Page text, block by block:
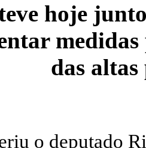
hoje
das
o deputado